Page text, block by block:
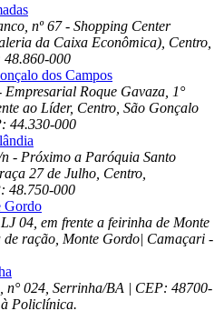
nº 67 - Shopping Center
da Caixa Econômica), Centro,
48.860-000
dos Campos
Empresarial Roque Gavaza, 1°
ao Líder, Centro, São Gonçalo
44.330-000
- Próximo a Paróquia Santo
27 de Julho, Centro,
48.750-000
Gordo
04, em frente a feirinha de Monte
de ração, Monte Gordo| Camaçari -
n° 024, Serrinha/BA | CEP: 48700-
Policlínica.